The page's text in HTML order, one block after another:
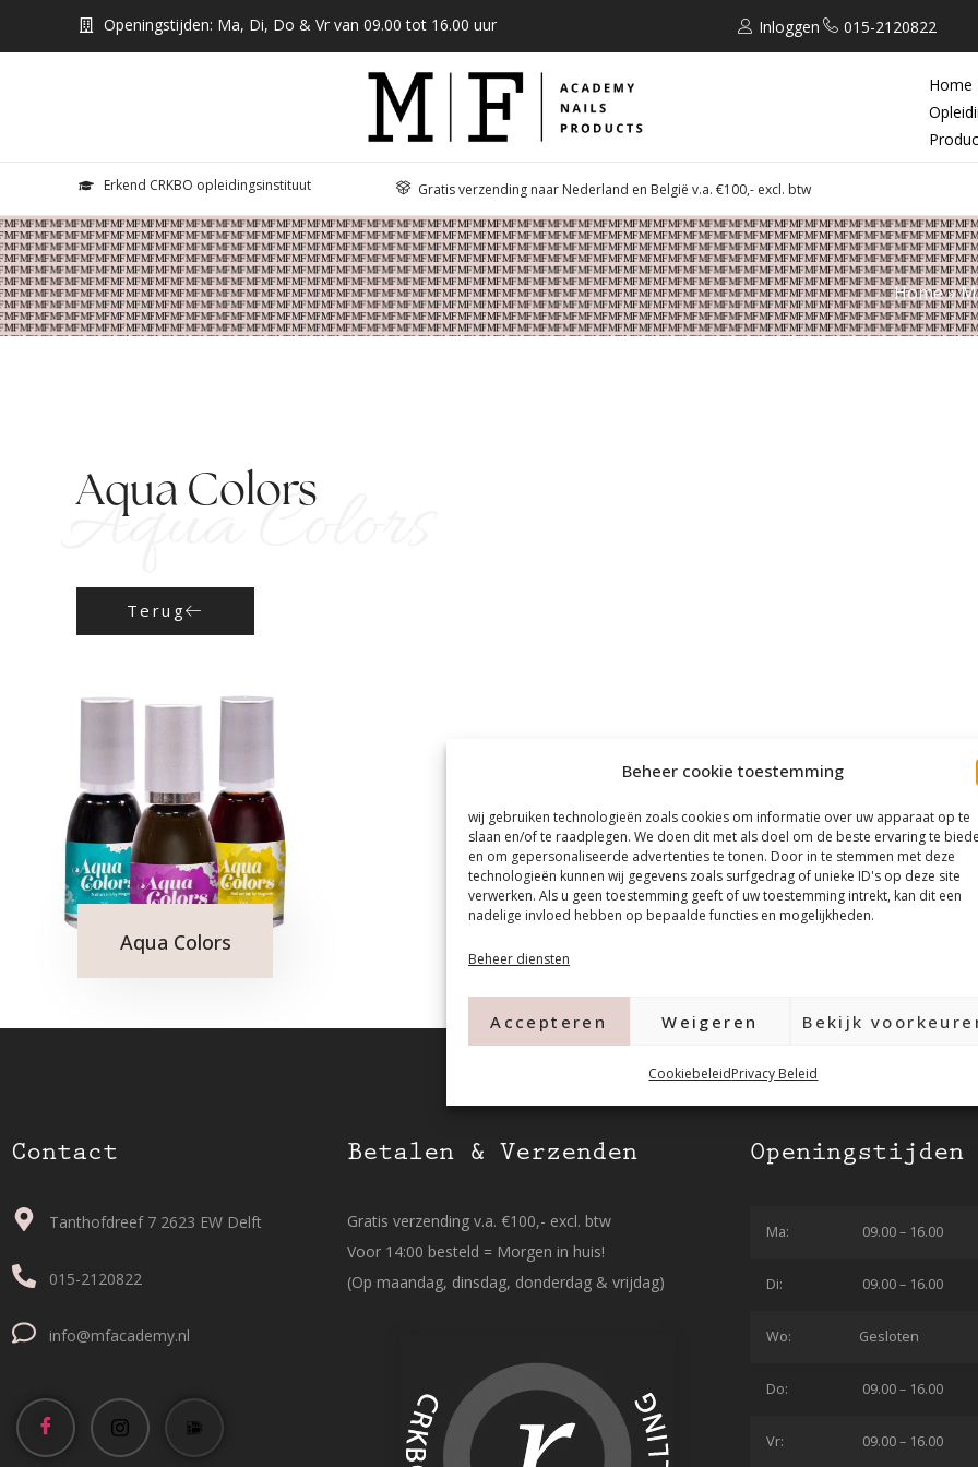
Beheer cookie toestemming
wij gebruiken technologieën zoals cookies om informatie over uw apparaat op te
slaan en/of te raadplegen. We doen dit met als doel om de beste ervaring te
en om gepersonaliseerde advertenties te tonen. Door in te stemmen met deze
technologieën kunnen wij gegevens zoals surfgedrag of unieke ID's op deze site
verwerken. Als u geen toestemming geeft of uw toestemming intrekt, kan dit een
nadelige invloed hebben op bepaalde functies en mogelijkheden.
Beheer diensten
Accepteren Weigeren Bekijk
CookiebeleidPrivacy Beleid
Openingstijden: Ma, Di, Do & Vr van 09.00 tot 16.00 uur Inloggen 015-2120822
Home
Erkend CRKBO opleidingsinstituut Gratis verzending naar Nederland en België v.a. €100,- excl. btw
Home»
Aqua Colors
Aqua Colors
Terug
Aqua Colors
Contact
Tanthofdreef 7 2623 EW Delft
015-2120822
info@mfacademy.nl
Betalen & Verzenden
Gratis verzending v.a. €100,- excl. btw
Voor 14:00 besteld = Morgen in huis!
(Op maandag, dinsdag, donderdag & vrijdag)
Openingstijden
Ma: 09.00 – 16.00
Di: 09.00 – 16.00
Wo: Gesloten
Do: 09.00 – 16.00
Vr: 09.00 – 16.00